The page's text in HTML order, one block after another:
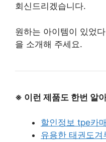
회신드리겠습니다.
원하는 아이템이 있었
을 소개해 주세요.
※ 이런 제품도 한번 알
할인정보 tpe카
유용한 태권도